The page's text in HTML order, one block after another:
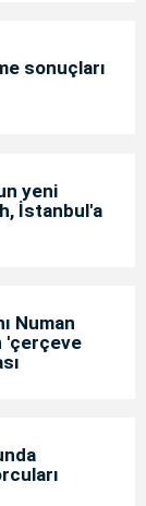
sonuçları
yeni
İstanbul'a
Numan
'çerçeve